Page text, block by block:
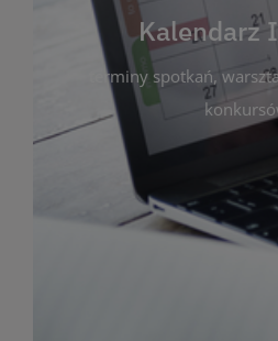
Kalendarz
terminy spotkań,
spotkań, warsztatów,
Dzięki przejrzystemu
zaplanujesz udział w
wydarzeniach.
bieżąco, by zawsze był
biblioteki. Zapraszamy do
w życiu
WIĘCEJ